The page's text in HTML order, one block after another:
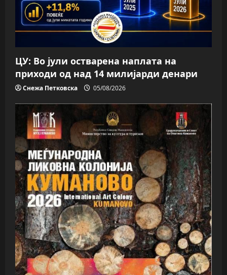
ЦУ: Во јули остварена наплата на
приходи од над 14 милијарди денари
Снежа Петковска 05/08/2026